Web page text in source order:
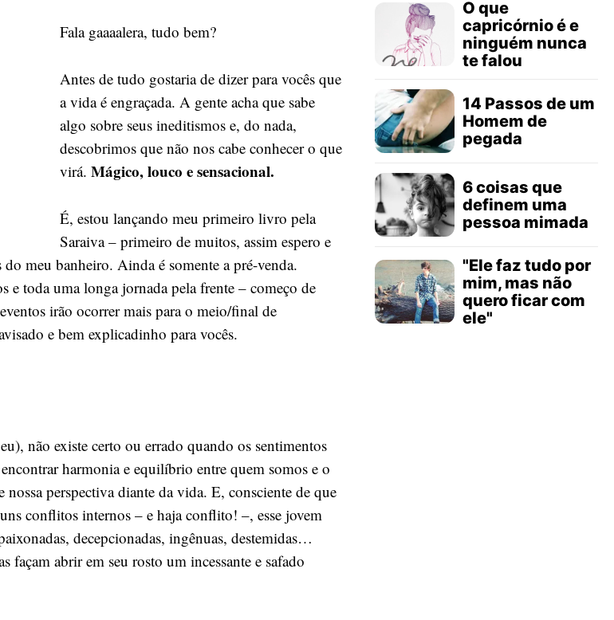
Fala gaaaalera, tudo bem?
Antes de tudo gostaria de dizer para vocês que
a vida é engraçada. A gente acha que sabe
algo sobre seus ineditismos e, do nada,
descobrimos que não nos cabe conhecer o que
virá.Mágico, louco e sensacional.
É, estou lançando meu primeiro livro pela
Saraiva – primeiro de muitos, assim espero e
meu banheiro. Ainda é somente a pré-venda.
e toda uma longa jornada pela frente – começo de
irão ocorrer mais para o meio/final de
e bem explicadinho para vocês.
não existe certo ou errado quando os sentimentos
harmonia e equilíbrio entre quem somos e o
nossa perspectiva diante da vida. E, consciente de que
conflitos internos – e haja conflito! –, esse jovem
decepcionadas, ingênuas, destemidas…
façam abrir em seu rosto um incessante e safado
O que
capricórnio é e
ninguém nunca
te falou
14 Passos de um
Homem de
pegada
6 coisas que
definem uma
pessoa mimada
"Ele faz tudo por
mim, mas não
quero ficar com
ele"